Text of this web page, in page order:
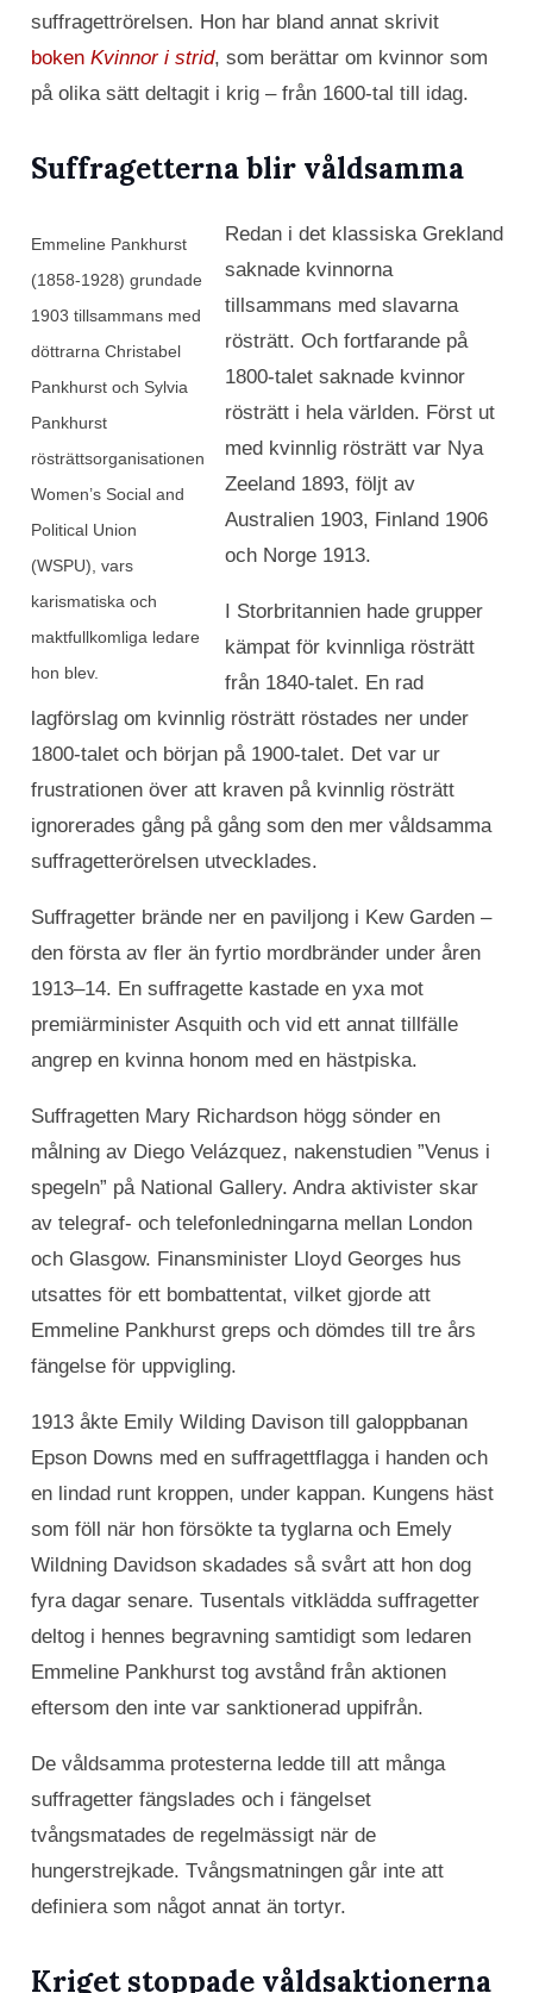
suffragettrörelsen. Hon har bland annat skrivit
boken Kvinnor i strid, som berättar om kvinnor som
på olika sätt deltagit i krig – från 1600-tal till idag.
Suffragetterna blir våldsamma
Emmeline Pankhurst
(1858-1928) grundade
1903 tillsammans med
döttrarna Christabel
Pankhurst och Sylvia
Pankhurst
rösträttsorganisationen
Women’s Social and
Political Union
(WSPU), vars
karismatiska och
maktfullkomliga ledare
hon blev.
Redan i det klassiska Grekland
saknade kvinnorna
tillsammans med slavarna
rösträtt. Och fortfarande på
1800-talet saknade kvinnor
rösträtt i hela världen. Först ut
med kvinnlig rösträtt var Nya
Zeeland 1893, följt av
Australien 1903, Finland 1906
och Norge 1913.
I Storbritannien hade grupper
kämpat för kvinnliga rösträtt
från 1840-talet. En rad
lagförslag om kvinnlig rösträtt röstades ner under
1800-talet och början på 1900-talet. Det var ur
frustrationen över att kraven på kvinnlig rösträtt
ignorerades gång på gång som den mer våldsamma
suffragetterörelsen utvecklades.
Suffragetter brände ner en paviljong i Kew Garden –
den första av fler än fyrtio mordbränder under åren
1913–14. En suffragette kastade en yxa mot
premiärminister Asquith och vid ett annat tillfälle
angrep en kvinna honom med en hästpiska.
Suffragetten Mary Richardson högg sönder en
målning av Diego Velázquez, nakenstudien ”Venus i
spegeln” på National Gallery. Andra aktivister skar
av telegraf- och telefonledningarna mellan London
och Glasgow. Finansminister Lloyd Georges hus
utsattes för ett bombattentat, vilket gjorde att
Emmeline Pankhurst greps och dömdes till tre års
fängelse för uppvigling.
1913 åkte Emily Wilding Davison till galoppbanan
Epson Downs med en suffragettflagga i handen och
en lindad runt kroppen, under kappan. Kungens häst
som föll när hon försökte ta tyglarna och Emely
Wildning Davidson skadades så svårt att hon dog
fyra dagar senare. Tusentals vitklädda suffragetter
deltog i hennes begravning samtidigt som ledaren
Emmeline Pankhurst tog avstånd från aktionen
eftersom den inte var sanktionerad uppifrån.
De våldsamma protesterna ledde till att många
suffragetter fängslades och i fängelset
tvångsmatades de regelmässigt när de
hungerstrejkade. Tvångsmatningen går inte att
definiera som något annat än tortyr.
Kriget stoppade våldsaktionerna